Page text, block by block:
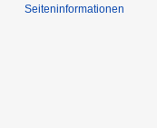
Seiten­­informationen